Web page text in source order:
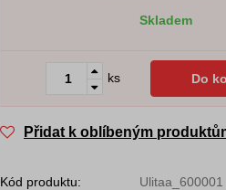
Skladem
ks Do
Přidat k oblíbeným
Kód produktu:
Ulitaa_600001